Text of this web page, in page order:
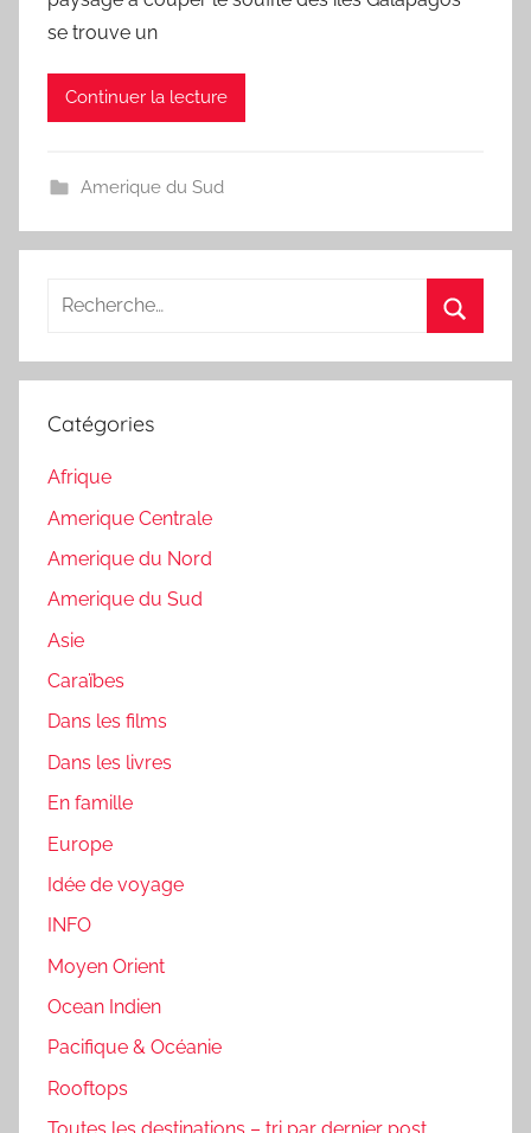
se trouve un
Continuer la lecture
Amerique du Sud
Recherche
:
Catégories
Afrique
Amerique Centrale
Amerique du Nord
Amerique du Sud
Asie
Caraïbes
Dans les films
Dans les livres
En famille
Europe
Idée de voyage
INFO
Moyen Orient
Ocean Indien
Pacifique & Océanie
Rooftops